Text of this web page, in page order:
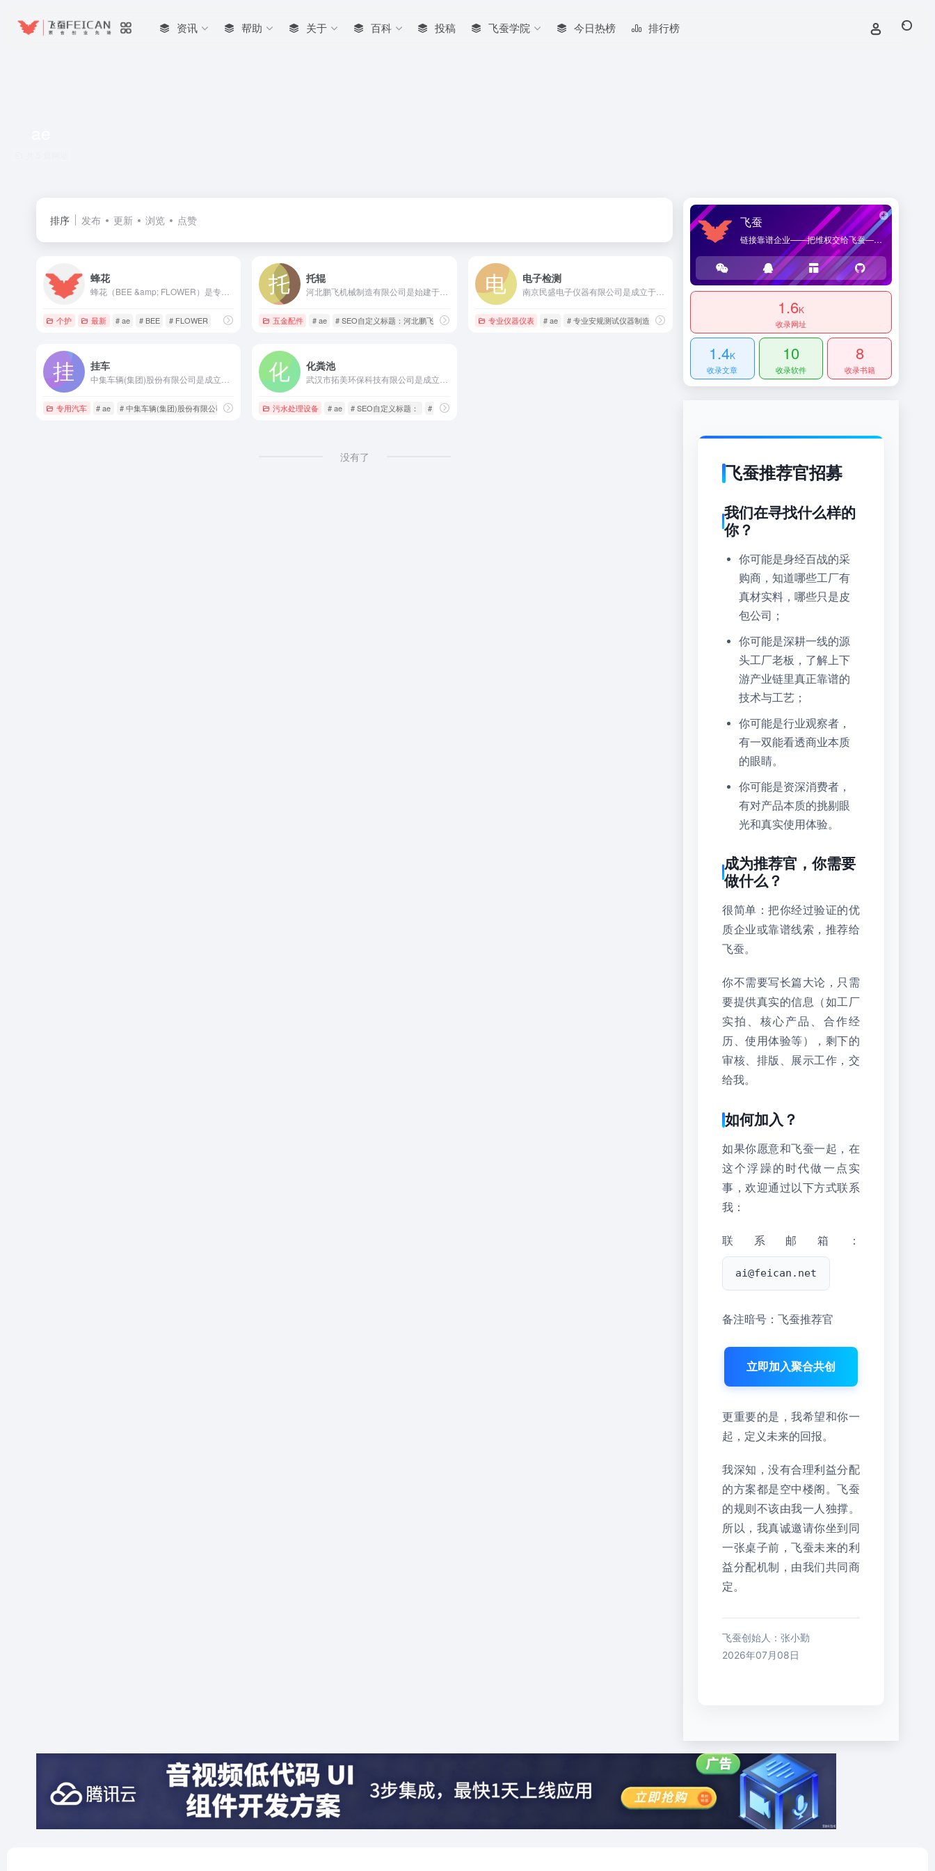
资讯 帮助 关于 百科 投稿 飞蚕学院 今日热榜 排行榜
排序 发布 更新 浏览 点赞
蜂花
个护 最新 # ae # BEE # FLOWER
托辊
五金配件 # ae # SEO自定义标题：河北鹏飞机械制造有限公司 # 国家高新技术企业
电子检测
南京民盛电子仪器有限公司是成立于1998年的国家高新技术企业，国内领先的安规测试仪器制造商。
专业仪器仪表 # ae # 专业安规测试仪器制造商
挂车
专用汽车 # ae # 中集车辆(集团)股份有限公司 # 全球半挂车制造领军企业
化粪池
污水处理设备 # ae # SEO自定义标题： # 农村改厕
没有了
飞蚕
链接靠谱企业——把维权交给飞蚕——海桑贸易官方网站，提供优质企业导航和商品导购服务。
1.6K
收录网址
1.4K
收录文章
10
收录软件
8
收录书籍
飞蚕推荐官招募
我们在寻找什么样的
你？
你可能是身经百战的采
购商，知道哪些工厂有
真材实料，哪些只是皮
包公司；
你可能是深耕一线的源
头工厂老板，了解上下
游产业链里真正靠谱的
技术与工艺；
你可能是行业观察者，
有一双能看透商业本质
的眼睛。
你可能是资深消费者，
有对产品本质的挑剔眼
光和真实使用体验。
成为推荐官，你需要
做什么？
很简单：把你经过验证的优
质企业或靠谱线索，推荐给
飞蚕。
你不需要写长篇大论，只需
要提供真实的信息（如工厂
实拍、核心产品、合作经
历、使用体验等），剩下的
审核、排版、展示工作，交
给我。
如何加入？
如果你愿意和飞蚕一起，在
这个浮躁的时代做一点实
事，欢迎通过以下方式联系
我：
联系邮箱：
ai@feican.net
备注暗号：飞蚕推荐官
立即加入聚合共创
更重要的是，我希望和你一
起，定义未来的回报。
我深知，没有合理利益分配
的方案都是空中楼阁。飞蚕
的规则不该由我一人独撑。
所以，我真诚邀请你坐到同
一张桌子前，飞蚕未来的利
益分配机制，由我们共同商
定。
飞蚕创始人：张小勤
2026年07月08日